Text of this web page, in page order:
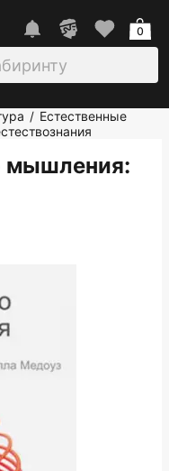
0
/ Естественные
мышления: